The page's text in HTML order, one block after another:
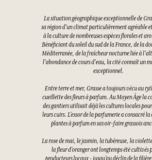
La situation géographique exceptionnelle de
sa région d'un climat particulièrement agréable
à la culture de nombreuses espèces florales et
Bénéficiant du soleil du sud de la France, de la
Méditerranée, de la fraîcheur nocturne liée à
l'abondance de cours d'eau, la cité connaît un
exceptionnel.
Entre terre et mer, Grasse a toujours vécu au
cueillette des fleurs à parfum. Au Moyen Âge la
des gantiers utilisait déjà les cultures locales
leurs cuirs. L’essor de la parfumerie a consacré la
plantes à parfum en savoir-faire grassois
La rose de mai, le jasmin, la tubéreuse, la
la fleur d’oranger ont longtemps été cultivés
producteurs locaux - jusqu’au déclin de la